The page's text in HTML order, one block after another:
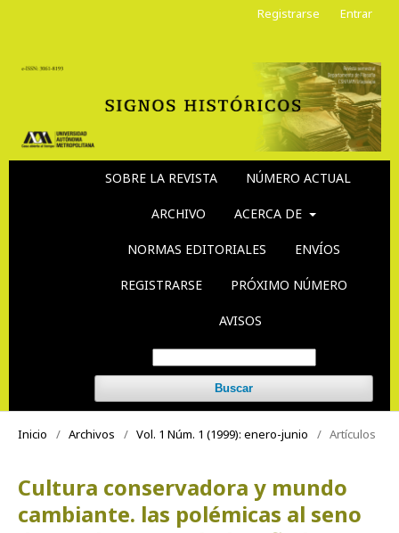
SOBRE LA REVISTA NÚMERO ACTUAL
ARCHIVO ACERCA DE
NORMAS EDITORIALES ENVÍOS
REGISTRARSE PRÓXIMO NÚMERO
AVISOS
Buscar
Registrarse Entrar
Inicio / Archivos / Vol. 1 Núm. 1 (1999): enero-junio / Artículos
Cultura conservadora y mundo
cambiante. las polémicas al seno